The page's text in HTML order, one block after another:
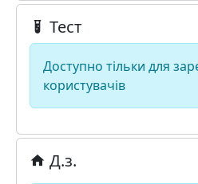
Тест
Доступно тільки для
користувачів
Д.з.